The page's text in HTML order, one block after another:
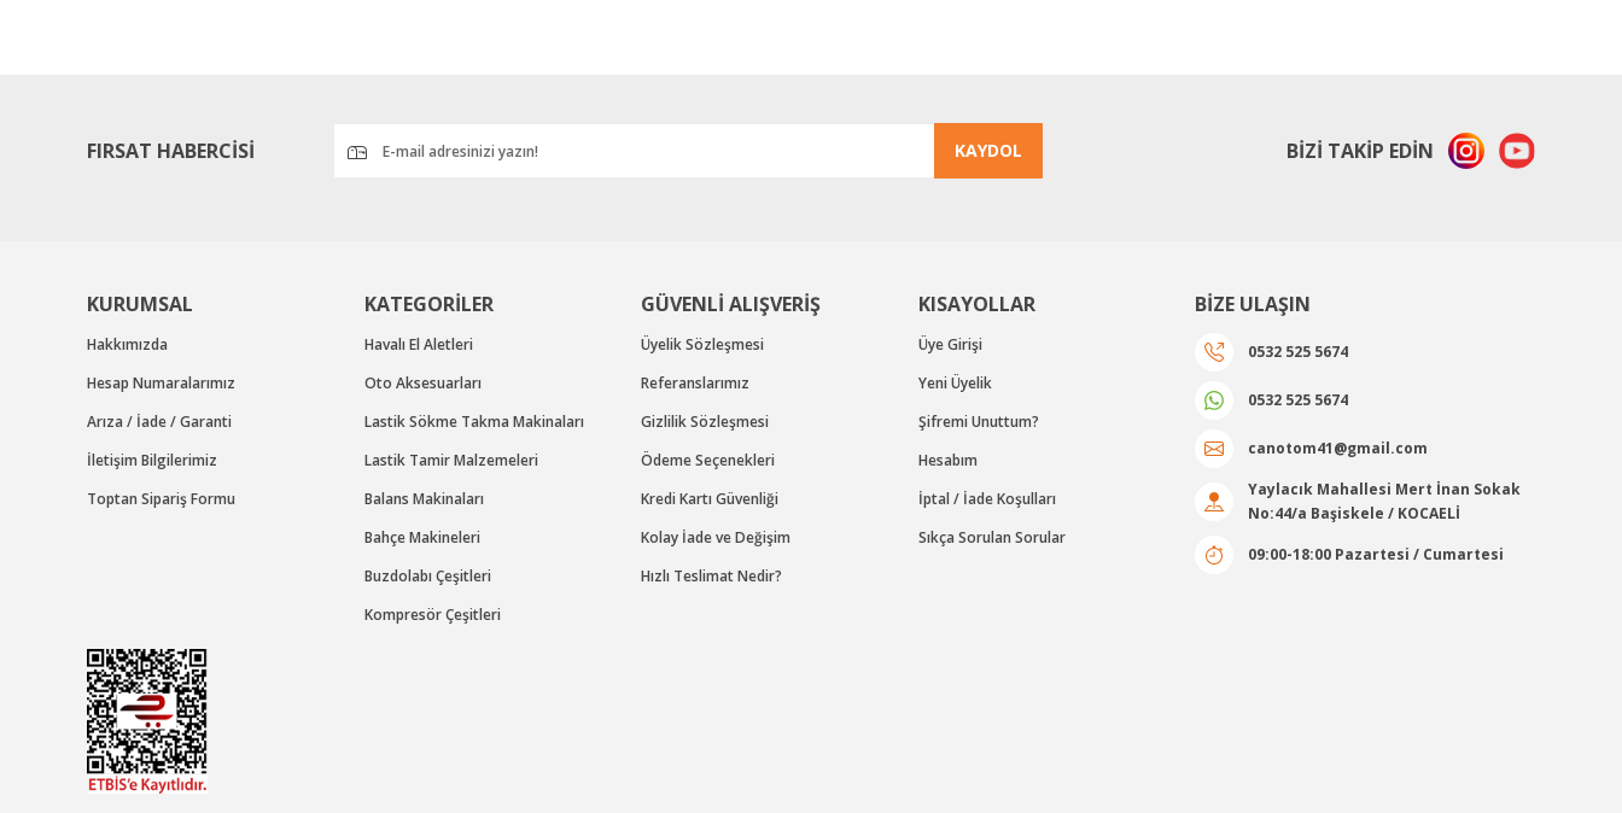
GAV OS-1240 HAVALI SOMUN SÖKME-TAKMA TABANCASI
Stok Kodu : OS1240
OPT-P 318 1'' Somun Sökme
59.194,80 TL Kdv Dahil
41.436,36 TL Kdv Dahil
FIRSAT HABERCİSİ KAYDOL BİZİ TAKİP EDİN
KURUMSAL
Hakkımızda
Hesap Numaralarımız
Arıza / İade / Garanti
İletişim Bilgilerimiz
Toptan Sipariş Formu
KATEGORİLER
Havalı El Aletleri
Oto Aksesuarları
Lastik Sökme Takma Makinaları
Lastik Tamir Malzemeleri
Balans Makinaları
Bahçe Makineleri
Buzdolabı Çeşitleri
Kompresör Çeşitleri
GÜVENLİ ALIŞVERİŞ
Üyelik Sözleşmesi
Referanslarımız
Gizlilik Sözleşmesi
Ödeme Seçenekleri
Kredi Kartı Güvenliği
Kolay İade ve Değişim
Hızlı Teslimat Nedir?
KISAYOLLAR
Üye Girişi
Yeni Üyelik
Şifremi Unuttum?
Hesabım
İptal / İade Koşulları
Sıkça Sorulan Sorular
BİZE ULAŞIN
0532 525 5674
0532 525 5674
canotom41@gmail.com
Yaylacık Mahallesi Mert İnan Sokak
No:44/a Başiskele / KOCAELİ
09:00-18:00 Pazartesi / Cumartesi